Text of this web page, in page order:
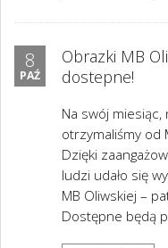
8
PAŹ
Obrazki MB
dostepne!
Na swój
otrzymaliśmy od
Dzięki
ludzi udało się
MB Oliwskiej –
Dostępne będą